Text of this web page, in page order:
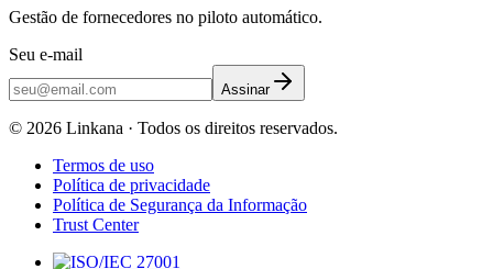
Gestão de fornecedores no piloto automático.
Seu e-mail
Assinar
© 2026 Linkana · Todos os direitos reservados.
Termos de uso
Política de privacidade
Política de Segurança da Informação
Trust Center